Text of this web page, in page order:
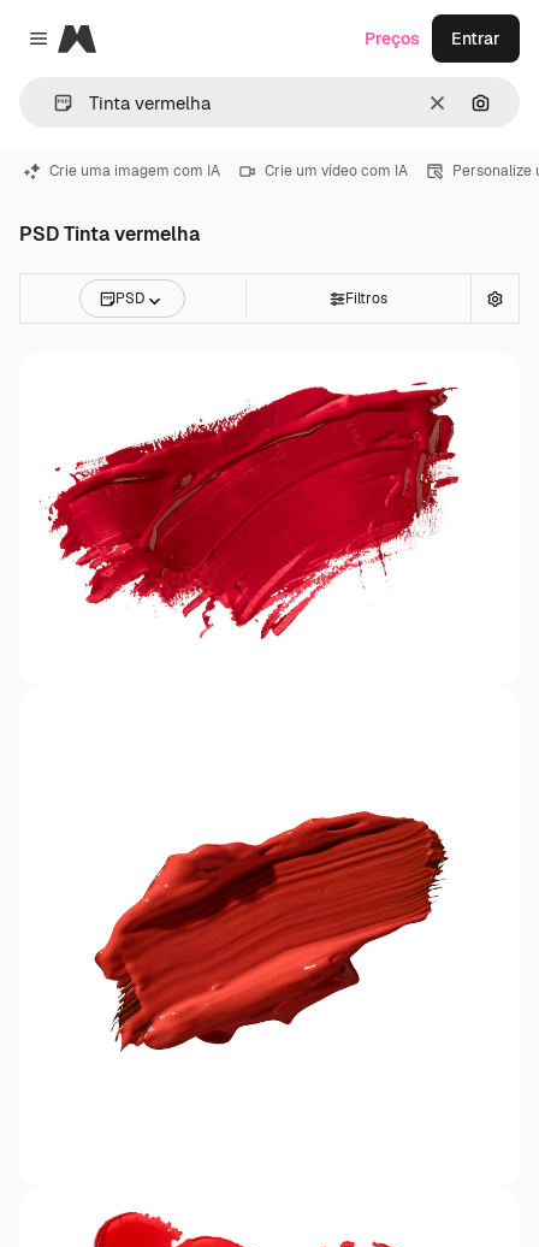
Close menu
Magnific
Limpar
Preços Entrar
Crie uma imagem com IA Crie um vídeo com IA Personalize
PSD Tinta vermelha
PSD Filtros